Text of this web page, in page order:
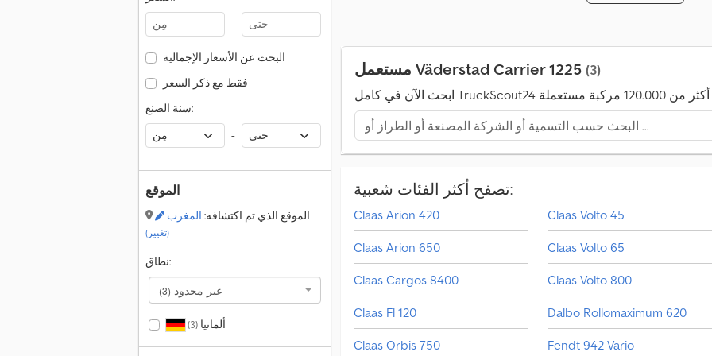
-
البحث عن الأسعار الإجمالية
فقط مع ذكر السعر
سنة الصنع:
-
الموقع
الموقع الذي تم اكتشافه: المغرب
(تغيير)
نطاق:
غير محدود (3)
ألمانيا(3)
ت
ا
ر
إ
ن
ل
ن
ف
مستعمل Väderstad Carrier 1225 (3)
تصفح أكثر الفئات شعبية:
Claas Arion 420
Claas Arion 650
Claas Cargos 8400
Claas Fl 120
Claas Orbis 750
Claas Volto 45
Claas Volto 65
Claas Volto 800
Dalbo Rollomaximum 620
Fendt 942 Vario
ر